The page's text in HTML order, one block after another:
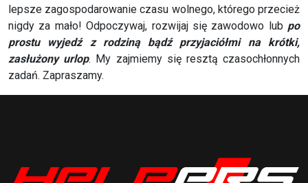
lepsze zagospodarowanie czasu wolnego, którego przecież
nigdy za mało! Odpoczywaj, rozwijaj się zawodowo lub po
prostu wyjedź z rodziną bądź przyjaciółmi na krótki,
zasłużony urlop. My zajmiemy się resztą czasochłonnych
zadań. Zapraszamy.